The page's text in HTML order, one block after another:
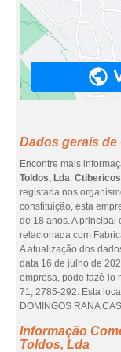
Dados gerais de
Encontre mais
Toldos, Lda.
registada nos
constituição, esta
de 18 anos. A principal
relacionada com
A atualização dos
data 16 de julho de
empresa, pode fazê-lo
71, 2785-292. Esta
DOMINGOS RANA
Informação
Toldos, Lda